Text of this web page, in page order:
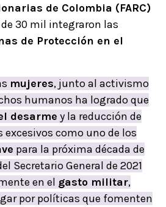
de Colombia (FARC)
30 mil integraron las
de Protección en el
mujeres, junto al activismo
humanos ha logrado que
desarme y la reducción de
como uno de los
para la próxima década de
Secretario General de 2021
en el gasto militar,
por políticas que fomenten